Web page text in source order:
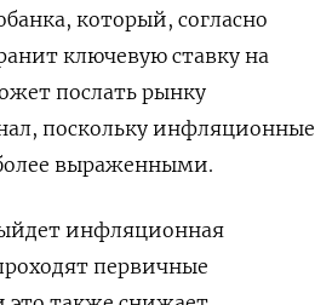
который, согласно
ключевую ставку на
послать рынку
поскольку инфляционные
выраженными.
инфляционная
первичные